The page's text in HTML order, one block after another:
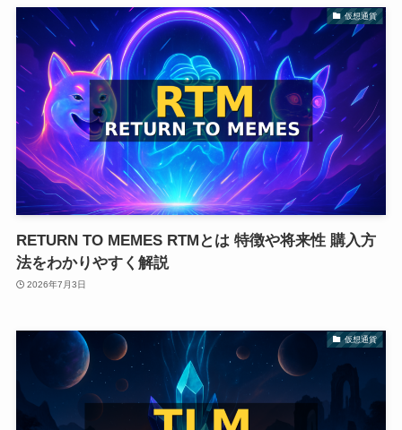
仮想通貨
RETURN TO MEMES RTMとは 特徴や将来性 購入方
法をわかりやすく解説
2026年7月3日
仮想通貨